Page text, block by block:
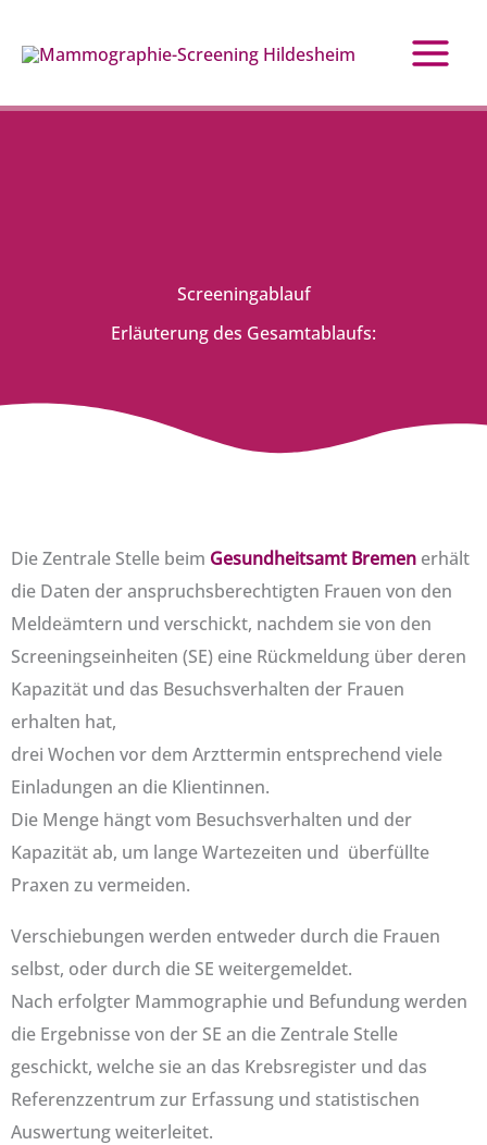
Inhalt
Screeningablauf
Erläuterung des Gesamtablaufs:
Die Zentrale Stelle beim Gesundheitsamt Bremen erhält
die Daten der anspruchsberechtigten Frauen von den
Meldeämtern und verschickt, nachdem sie von den
Screeningseinheiten (SE) eine Rückmeldung über deren
Kapazität und das Besuchsverhalten der Frauen
erhalten hat,
drei Wochen vor dem Arzttermin entsprechend viele
Einladungen an die Klientinnen.
Die Menge hängt vom Besuchsverhalten und der
Kapazität ab, um lange Wartezeiten und überfüllte
Praxen zu vermeiden.
Verschiebungen werden entweder durch die Frauen
selbst, oder durch die SE weitergemeldet.
Nach erfolgter Mammographie und Befundung werden
die Ergebnisse von der SE an die Zentrale Stelle
geschickt, welche sie an das Krebsregister und das
Referenzzentrum zur Erfassung und statistischen
Auswertung weiterleitet.